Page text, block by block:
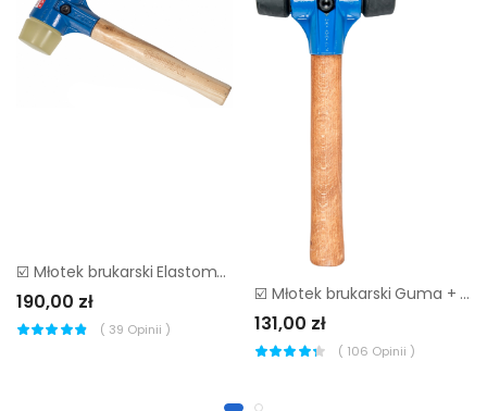
☑️ Młotek brukarski Elastomer + Elastomer Mimal MBM11 ▷
190,00 zł
( 39 Opinii )
☑️ Młotek brukarski Guma + Guma Mimal MBM08 ▷▷
131,00 zł
( 106 Opinii )